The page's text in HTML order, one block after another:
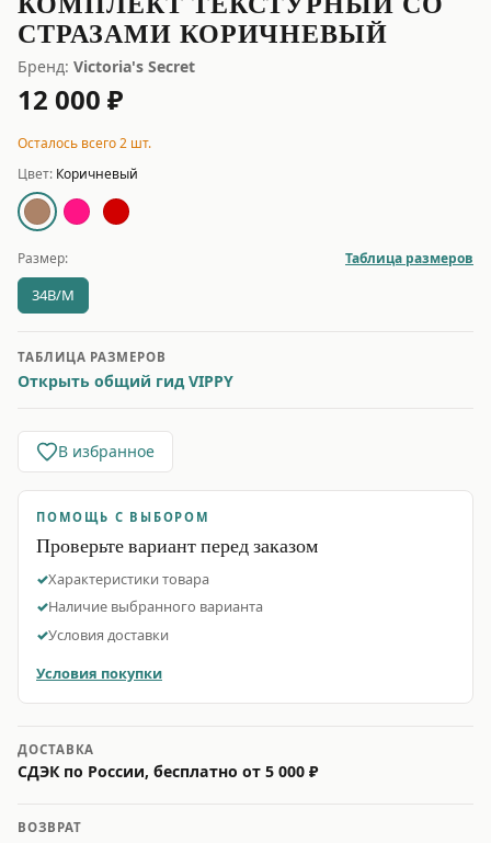
СТРАЗАМИ КОРИЧНЕВЫЙ
Бренд: Victoria's Secret
12 000 ₽
Осталось всего 2 шт.
Цвет: Коричневый
Размер: Таблица размеров
34B/M
ТАБЛИЦА РАЗМЕРОВ
Открыть общий гид VIPPY
В избранное
ПОМОЩЬ С ВЫБОРОМ
Проверьте вариант перед заказом
Характеристики товара
Наличие выбранного варианта
Условия доставки
Условия покупки
ДОСТАВКА
СДЭК по России, бесплатно от 5 000 ₽
ВОЗВРАТ